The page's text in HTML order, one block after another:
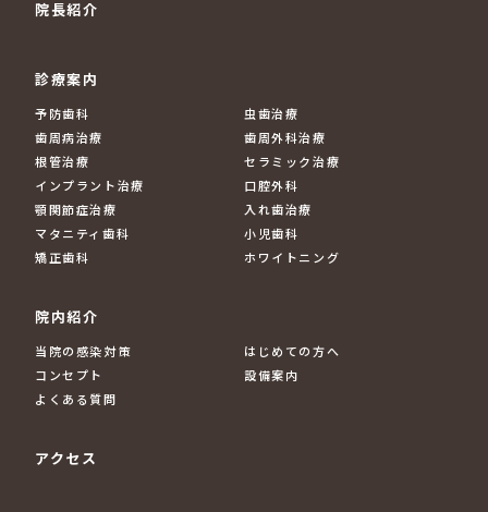
院長紹介
診療案内
予防歯科
虫歯治療
歯周病治療
歯周外科治療
根管治療
セラミック治療
インプラント治療
口腔外科
顎関節症治療
入れ歯治療
マタニティ歯科
小児歯科
矯正歯科
ホワイトニング
院内紹介
当院の感染対策
はじめての方へ
コンセプト
設備案内
よくある質問
アクセス